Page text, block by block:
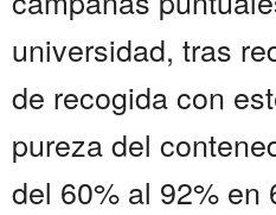
universidad, tras
de recogida con
pureza del
del 60% al 92% en